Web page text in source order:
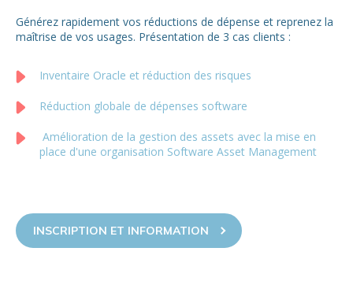
Générez rapidement vos réductions de dépense et reprenez la
maîtrise de vos usages. Présentation de 3 cas clients :
Inventaire Oracle et réduction des risques
Réduction globale de dépenses software
Amélioration de la gestion des assets avec la mise en
place d'une organisation Software Asset Management
INSCRIPTION ET INFORMATION